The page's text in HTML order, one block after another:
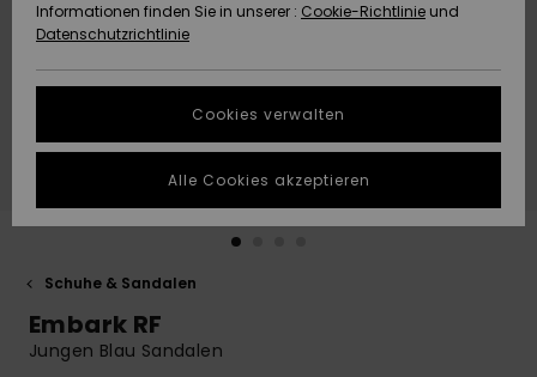
Highlights
Highlights
Starten Sie eine
um die
schnellste
Antwort auf Ihre
erhalten.
Finden Sie
NACHHALTIGKEIT
SHOPS
QUIKSILVER APP
WUNSCHLISTE
Schuhe & Sandalen
Embark RF
Jungen Blau Sandalen
Informationen finden Sie in unserer : Cookie-Richtlinie und
Datenschutzrichtlinie
Cookies verwalten
Alle Cookies akzeptieren